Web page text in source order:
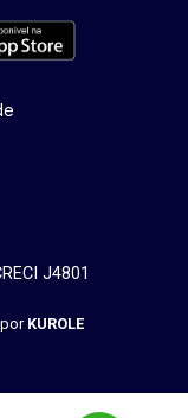
J4801
por KUROLE